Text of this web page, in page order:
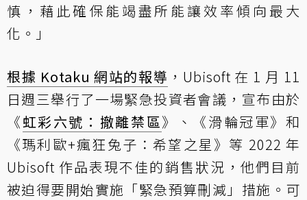
慎，藉此確保能竭盡所能讓效率傾向最大
化。」
根據 Kotaku 網站的報導 ，Ubisoft 在 1 月 11
日週三舉行了一場緊急投資者會議，宣布由於
《虹彩六號：撤離禁區》、《滑輪冠軍》和
《瑪利歐+瘋狂兔子：希望之星》等 2022 年
Ubisoft 作品表現不佳的銷售狀況，他們目前
被迫得要開始實施「緊急預算刪減」措施。可